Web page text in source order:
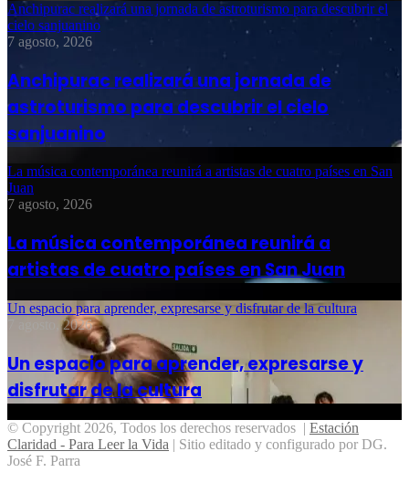
Anchipurac realizará una jornada de astroturismo para descubrir el
cielo sanjuanino
7 agosto, 2026
Anchipurac realizará una jornada de
astroturismo para descubrir el cielo
sanjuanino
La música contemporánea reunirá a artistas de cuatro países en San
Juan
7 agosto, 2026
La música contemporánea reunirá a
artistas de cuatro países en San Juan
Un espacio para aprender, expresarse y disfrutar de la cultura
7 agosto, 2026
Un espacio para aprender, expresarse y
disfrutar de la cultura
© Copyright 2026, Todos los derechos reservados | Estación
Claridad - Para Leer la Vida | Sitio editado y configurado por DG.
José F. Parra